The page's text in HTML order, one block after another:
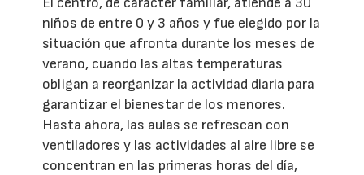
niños de entre 0 y 3 años y fue elegido por la
situación que afronta durante los meses de
verano, cuando las altas temperaturas
obligan a reorganizar la actividad diaria para
garantizar el bienestar de los menores.
Hasta ahora, las aulas se refrescan con
ventiladores y las actividades al aire libre se
concentran en las primeras horas del día,